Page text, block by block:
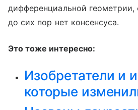
дифференциальной
до сих пор нет консенсуса.
Это тоже интересно:
Изобретатели и
которые